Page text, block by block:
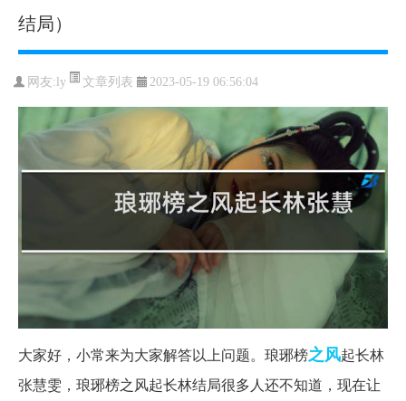
结局）
网友: ly 文章列表 2023-05-19 06:56:04
大家好，小常来为大家解答以上问题。琅琊榜之风起长林
张慧雯，琅琊榜之风起长林结局很多人还不知道，现在让